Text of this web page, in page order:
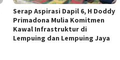
Serap Aspirasi Dapil 6, H Doddy
Primadona Mulia Komitmen
Kawal Infrastruktur di
Lempuing dan Lempuing Jaya